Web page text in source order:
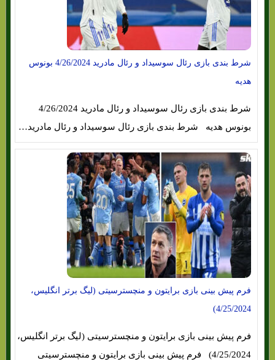
شرط بندی بازی رئال سوسیداد و رئال مادرید 4/26/2024 بونوس
هدیه
شرط بندی بازی رئال سوسیداد و رئال مادرید 4/26/2024
بونوس هدیه شرط بندی بازی رئال سوسیداد و رئال مادرید…
فرم پیش بینی بازی برایتون و منچسترسیتی (لیگ برتر انگلیس،
4/25/2024)
فرم پیش بینی بازی برایتون و منچسترسیتی (لیگ برتر انگلیس،
4/25/2024) فرم پیش بینی بازی برایتون و منچسترسیتی